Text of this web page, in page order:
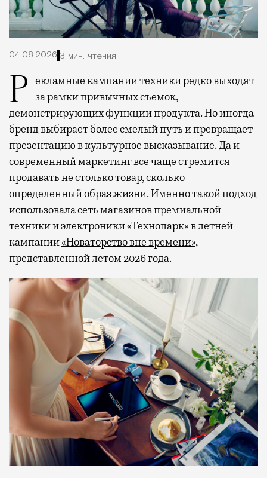
04.08.2026 3 мин. чтения
Рекламные кампании техники редко выходят
за рамки привычных съемок,
демонстрирующих функции продукта. Но иногда
бренд выбирает более смелый путь и превращает
презентацию в культурное высказывание. Да и
современный маркетинг все чаще стремится
продавать не столько товар, сколько
определенный образ жизни. Именно такой подход
использовала сеть магазинов премиальной
техники и электроники «Технопарк» в летней
кампании«Новаторство вне времени»,
представленной летом 2026 года.